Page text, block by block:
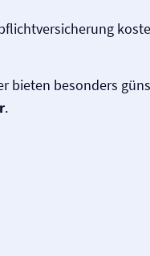
bieten besonders
.